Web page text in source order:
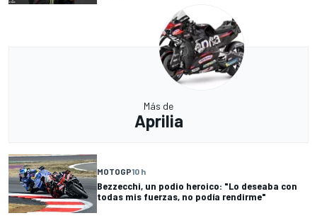
Más de
Aprilia
MOTOGP10 h
Bezzecchi, un podio heroico: "Lo deseaba con
todas mis fuerzas, no podía rendirme"